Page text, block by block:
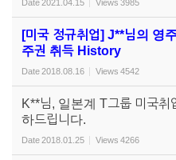
Date2021.04.15 Views 3985
[미국 정규취업] J**님의 영
주권 취득 History
Date2018.08.16 Views 4542
K**님, 일본계 T그룹 미국취
하드립니다.
Date2018.01.25 Views 4266